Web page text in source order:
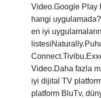
Video.Google Play
hangi
en iyi uygulamaların
Video.Daha fazla
iyi dijital TV
platform BluTv,